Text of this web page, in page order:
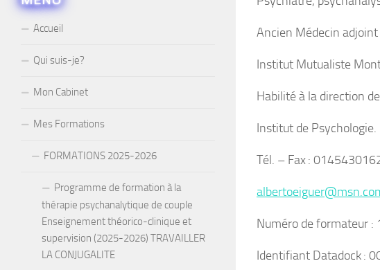
Ancien Médecin adjoint
Institut Mutualiste
Habilité à la direction
Institut de
Tél. – Fax :
Numéro de formateur
Identifiant Datadock :
Accueil
Qui suis-je?
Mon Cabinet
Mes Formations
FORMATIONS 2025-2026
Programme de formation à la
thérapie psychanalytique de couple
Enseignement théorico-clinique et
supervision (2025-2026) TRAVAILLER
LA CONJUGALITE